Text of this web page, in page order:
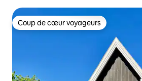
Coup de cœur voyageurs
Coup de cœur voyageurs